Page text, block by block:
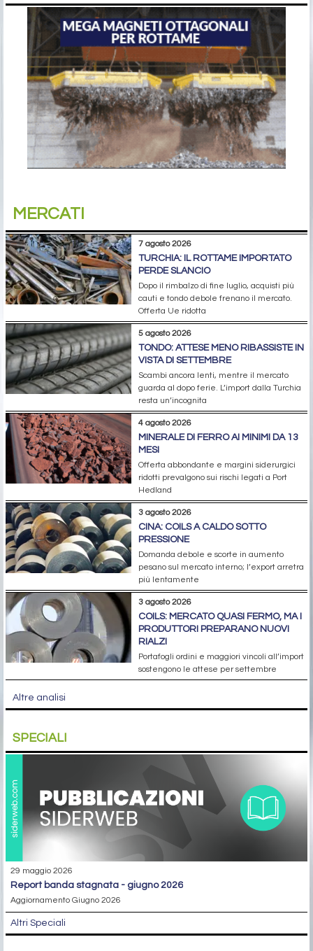
MERCATI
7 agosto 2026
TURCHIA: IL ROTTAME IMPORTATO
PERDE SLANCIO
Dopo il rimbalzo di fine luglio, acquisti più
cauti e tondo debole frenano il mercato.
Offerta Ue ridotta
5 agosto 2026
TONDO: ATTESE MENO RIBASSISTE IN
VISTA DI SETTEMBRE
Scambi ancora lenti, mentre il mercato
guarda al dopo ferie. L’import dalla Turchia
resta un’incognita
4 agosto 2026
MINERALE DI FERRO AI MINIMI DA 13
MESI
Offerta abbondante e margini siderurgici
ridotti prevalgono sui rischi legati a Port
Hedland
3 agosto 2026
CINA: COILS A CALDO SOTTO
PRESSIONE
Domanda debole e scorte in aumento
pesano sul mercato interno; l’export arretra
più lentamente
3 agosto 2026
COILS: MERCATO QUASI FERMO, MA I
PRODUTTORI PREPARANO NUOVI
RIALZI
Portafogli ordini e maggiori vincoli all’import
sostengono le attese per settembre
Altre analisi
SPECIALI
29 maggio 2026
report banda stagnata - giugno 2026
Aggiornamento Giugno 2026
Altri Speciali